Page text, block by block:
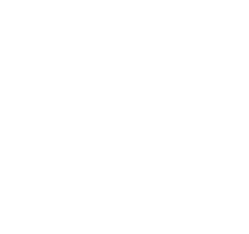
мов різних країн
для поліцейських"